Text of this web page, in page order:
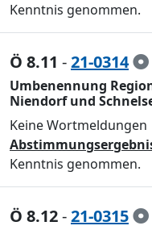
Kenntnis genommen.
Ö 8.11 -21-0314
Umbenennung
Niendorf und
Keine Wortmeldungen
Kenntnis genommen.
Ö 8.12-21-0315